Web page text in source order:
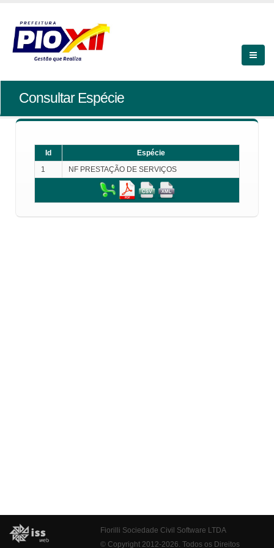
Consultar Espécie
Id
Espécie
1
NF PRESTAÇÃO DE SERVIÇOS
Fiorilli Sociedade Civil Software LTDA
© Copyright 2012-2026. Todos os Direitos